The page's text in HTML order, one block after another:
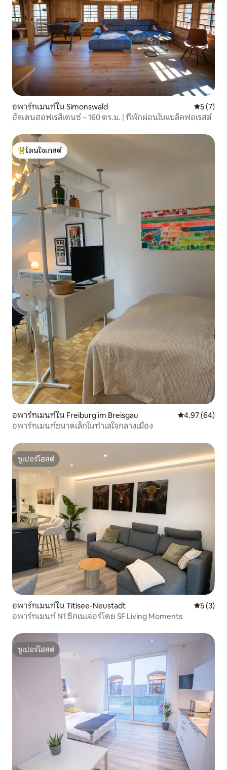
อพาร์ทเมนท์ใน Simonswald คะแนนเฉ
5 (7)
ฮัลเดนฮอฟเรสิเดนซ์ – 160 ตร.ม. | ที่พักผ่อนในแบล็คฟอเรสต์
โดนใจเกสต์ที่สุด
โดนใจเกสต์
อพาร์ทเมนท์ใน Freiburg im Breisgau คะแนนเฉลี่ย
4.97 (64)
อพาร์ทเมนท์ขนาดเล็กในทำเลใจกลางเมือง
ซูเปอร์โฮสต์
ซูเปอร์โฮสต์
อพาร์ทเมนท์ใน Titisee-Neustadt คะแนนเฉ
5 (3)
อพาร์ทเมนท์ N1 ซิกเนเจอร์โดย SF Living Moments
ซูเปอร์โฮสต์
ซูเปอร์โฮสต์